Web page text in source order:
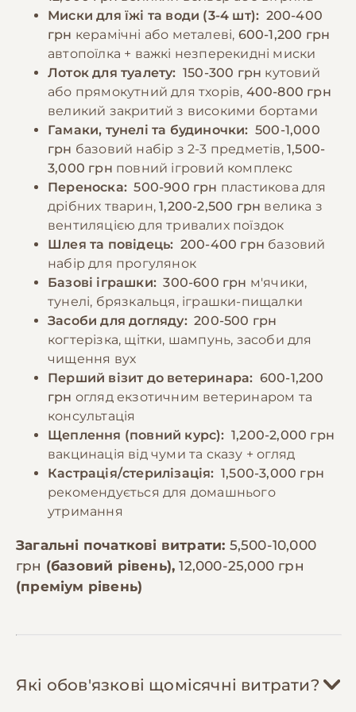
🎁 −10% на зоотовари
За промокодом E-PET
оскільки тхори не можуть їх належним
чином перетравлювати. Також категорично
заборонено давати солодощі, молочні
продукти та їжу зі столу людини.
🎁 −10% на зоотовари
За промокодом E-PET
Миски для їжі та води (3-4 шт): 200-400
грн керамічні або металеві, 600-1,200 грн
автопоїлка + важкі незперекидні миски
Лоток для туалету: 150-300 грн кутовий
або прямокутний для тхорів, 400-800 грн
великий закритий з високими бортами
Гамаки, тунелі та будиночки: 500-1,000
грн базовий набір з 2-3 предметів,1,500-
3,000 грн повний ігровий комплекс
Переноска: 500-900 грн пластикова для
дрібних тварин,1,200-2,500 грн велика з
вентиляцією для тривалих поїздок
Шлея та повідець: 200-400 грн базовий
набір для прогулянок
Базові іграшки: 300-600 грн м'ячики,
тунелі, брязкальця, іграшки-пищалки
Засоби для догляду: 200-500 грн
когтерізка, щітки, шампунь, засоби для
чищення вух
Перший візит до ветеринара: 600-1,200
грн огляд екзотичним ветеринаром та
консультація
Щеплення (повний курс): 1,200-2,000 грн
вакцинація від чуми та сказу + огляд
Кастрація/стерилізація: 1,500-3,000 грн
рекомендується для домашнього
утримання
Загальні початкові витрати: 5,500-10,000
грн (базовий рівень),12,000-25,000 грн
(преміум рівень)
Які обов'язкові щомісячні витрати?